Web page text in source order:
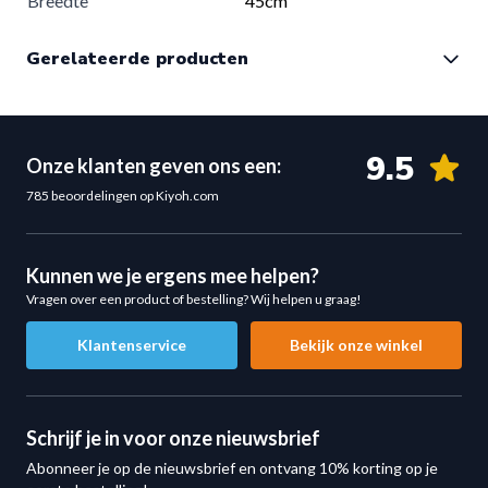
Dit product maakt deel uit van de professionele Muscle
Ideaal voor elke fitnessomgeving
Het Kabel Accessoires Opberg Wandsysteem is geschikt
voor:
CrossFit boxen
Personal training studio’s
Fysiotherapiepraktijken
Waar kabeltraining centraal staat, is een goed
opbergsysteem essentieel voor overzicht en efficiëntie.
Voordelen van een kabel accessoires wandbeugel
Een georganiseerde trainingsruimte levert direct
Gerelateerde producten
Onze klanten geven ons een:
785 beoordelingen op Kiyoh.com
9.5
Kunnen we je ergens mee helpen?
Vragen over een product of bestelling? Wij helpen u graag!
Klantenservice Bekijk onze winkel
Schrijf je in voor onze nieuwsbrief
Abonneer je op de nieuwsbrief en ontvang 10% korting op je